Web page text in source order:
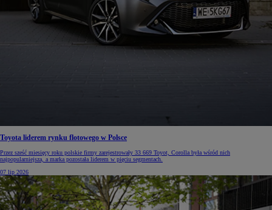
Toyota liderem rynku flotowego w Polsce
Przez sześć miesięcy roku polskie firmy zarejestrowały 33 669 Toyot, Corolla była wśród nich
najpopularniejsza, a marka pozostała liderem w pięciu segmentach.
07 lip 2026